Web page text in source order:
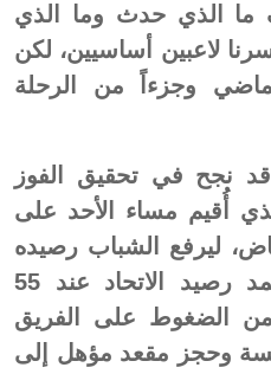
ما الذي حدث وما الذي
لاعبين أساسيين، لكن
وجزءاً من الرحلة
نجح في تحقيق الفوز
أُقيم مساء الأحد على
ليرفع الشباب رصيده
إلى 35 نقطة، بينما تجمد رصيد الاتحاد عند 55
الضغوط على الفريق
وحجز مقعد مؤهل إلى